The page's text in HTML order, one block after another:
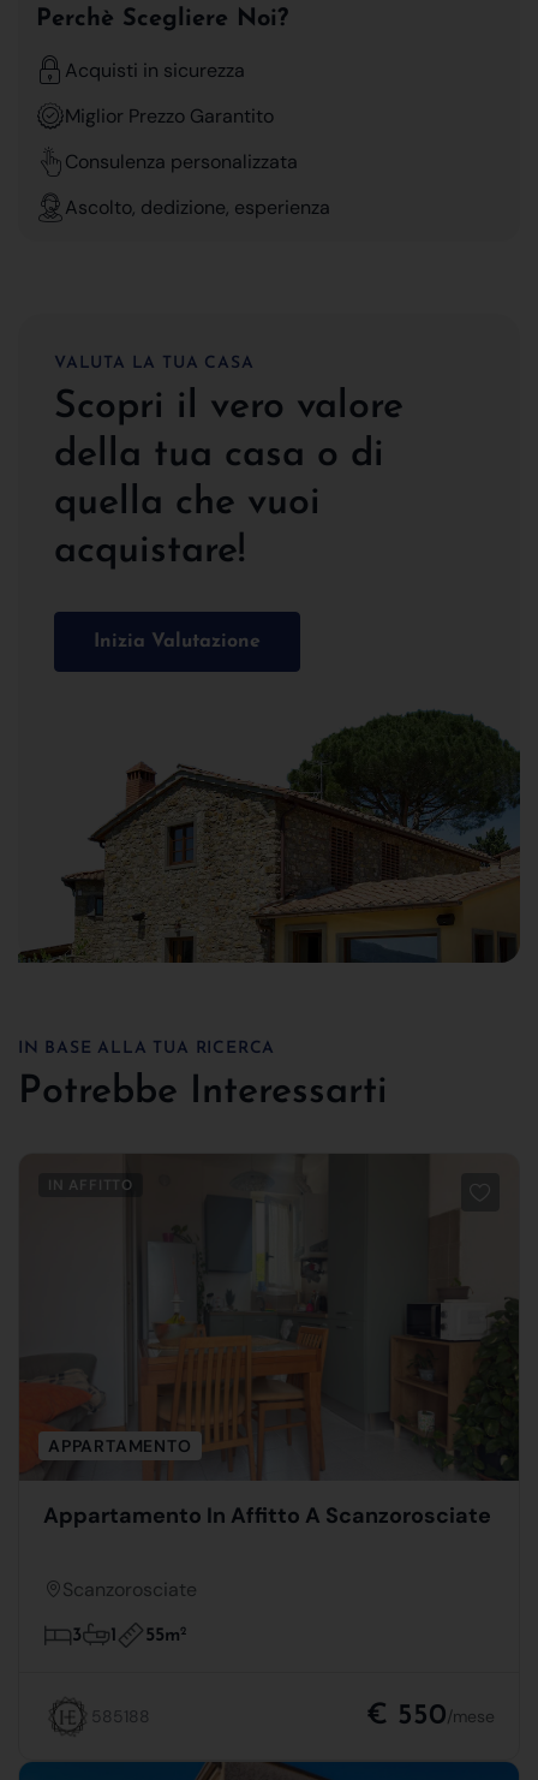
Perchè Scegliere Noi?
Acquisti in sicurezza
Miglior Prezzo Garantito
Consulenza personalizzata
Ascolto, dedizione, esperienza
VALUTA LA TUA CASA
Scopri il vero valore
della tua casa o di
quella che vuoi
acquistare!
Inizia Valutazione
IN BASE ALLA TUA RICERCA
Potrebbe Interessarti
IN AFFITTO
APPARTAMENTO
Appartamento In Affitto A Scanzorosciate
Scanzorosciate
3 1 55m2
585188 € 550/mese